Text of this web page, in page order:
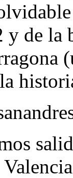
y de la